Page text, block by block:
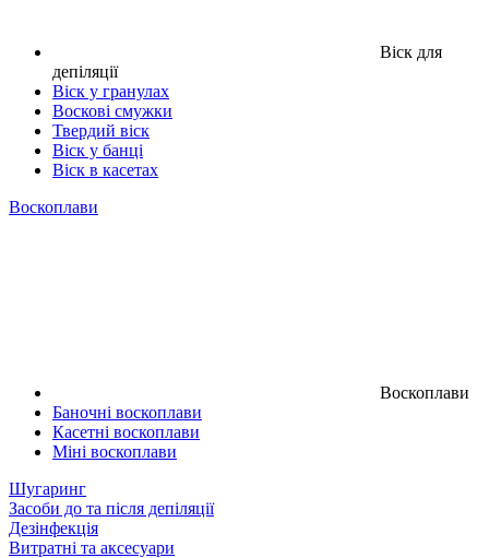
Віск для
депіляції
Віск у гранулах
Воскові смужки
Твердий віск
Віск у банці
Віск в касетах
Воскоплави
Воскоплави
Баночні воскоплави
Касетні воскоплави
Міні воскоплави
Шугаринг
Засоби до та після депіляції
Дезінфекція
Витратні та аксесуари